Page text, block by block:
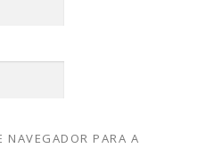
NAVEGADOR PARA A